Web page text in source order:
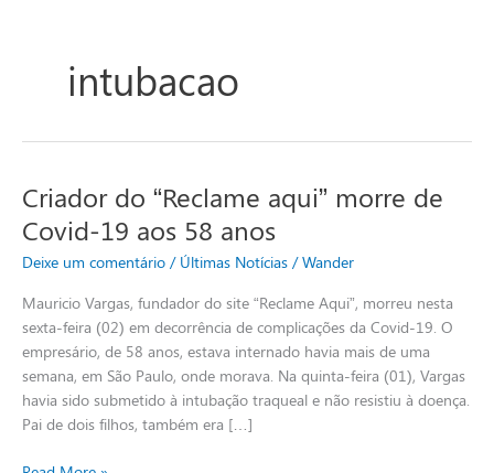
intubacao
Criador do “Reclame aqui” morre de
Covid-19 aos 58 anos
Deixe um comentário / Últimas Notícias /Wander
Mauricio Vargas, fundador do site “Reclame Aqui”, morreu nesta
sexta-feira (02) em decorrência de complicações da Covid-19. O
empresário, de 58 anos, estava internado havia mais de uma
semana, em São Paulo, onde morava. Na quinta-feira (01), Vargas
havia sido submetido à intubação traqueal e não resistiu à doença.
Pai de dois filhos, também era […]
Criador
“Reclame
aqui”
de
Covid-
19
aos
58
anos